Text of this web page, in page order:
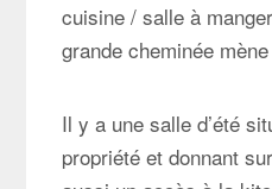
cuisine / salle à
grande cheminée
Il y a une salle d’été
propriété et donnant